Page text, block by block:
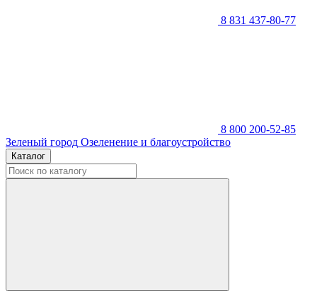
8 831 437-80-77
8 800 200-52-85
Зеленый город Озеленение и благоустройство
Каталог